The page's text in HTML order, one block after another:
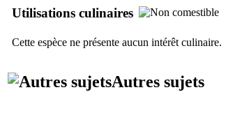
Utilisations culinaires
Cette espèce ne présente aucun intérêt culinaire.
Autres sujets